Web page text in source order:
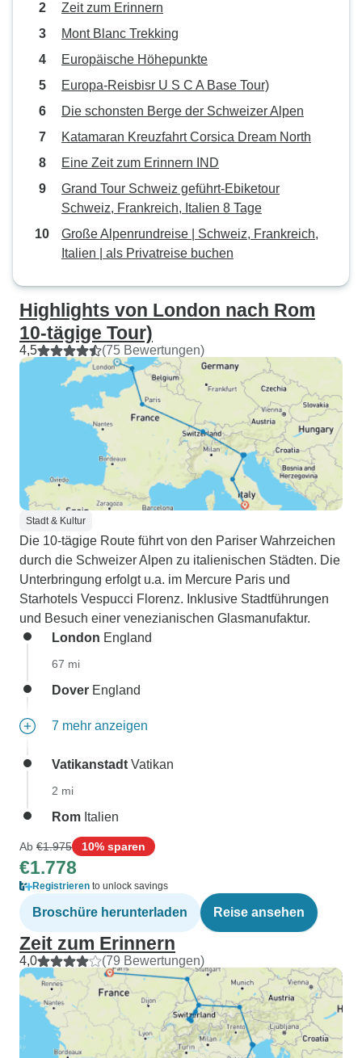
Zeit zum Erinnern
Mont Blanc Trekking
Europäische Höhepunkte
Europa-Reisbisr U S C A Base Tour)
Die schonsten Berge der Schweizer Alpen
Katamaran Kreuzfahrt Corsica Dream North
Eine Zeit zum Erinnern IND
Grand Tour Schweiz geführt-Ebiketour
Schweiz, Frankreich, Italien 8 Tage
Große Alpenrundreise | Schweiz, Frankreich,
Italien | als Privatreise buchen
Highlights von London nach Rom
10-tägige Tour)
4,5 (75 Bewertungen)
Stadt & Kultur
Die 10-tägige Route führt von den Pariser Wahrzeichen
durch die Schweizer Alpen zu italienischen Städten. Die
Unterbringung erfolgt u.a. im Mercure Paris und
Starhotels Vespucci Florenz. Inklusive Stadtführungen
und Besuch einer venezianischen Glasmanufaktur.
London England
67 mi
Dover England
7 mehr anzeigen
Vatikanstadt Vatikan
2 mi
Rom Italien
Ab €1.975 10% sparen
€1.778
Registrieren to unlock savings
Broschüre herunterladen Reise ansehen
Zeit zum Erinnern
4,0 (79 Bewertungen)